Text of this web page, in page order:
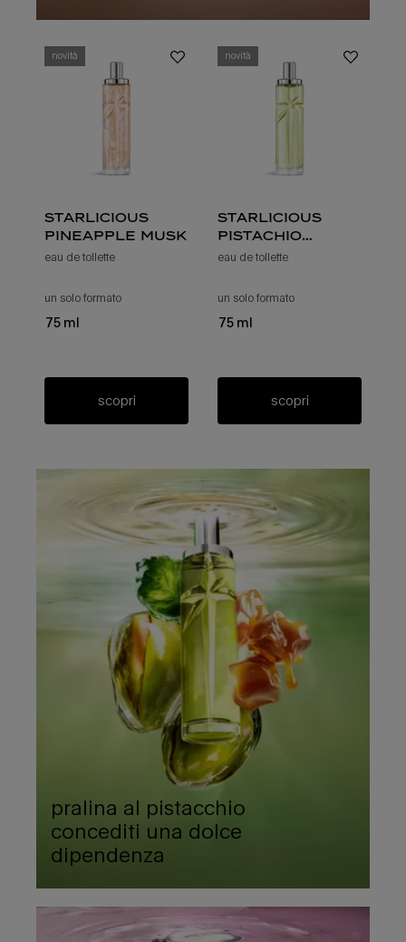
novità
starlicious
pineapple musk
eau de toilette
un solo formato per starlicious pineapple musk
75 ml
scopri
novità
starlicious
pistachio
praline
eau de toilette
un solo formato
75 ml
scopri
pralina al pistacchio
concediti una dolce
dipendenza